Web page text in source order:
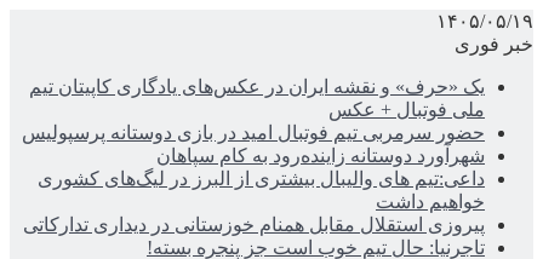
۱۴۰۵/۰۵/۱۹
خبر فوری
یک «حرف» و نقشه ایران در عکس‌های یادگاری کاپیتان تیم
ملی فوتبال + عکس
حضور سرمربی تیم فوتبال امید در بازی دوستانه پرسپولیس
شهرآورد دوستانه زاینده‌رود به کام سپاهان
داعی:تیم های والیبال بیشتری از البرز در لیگ‌های کشوری
خواهیم داشت
پیروزی استقلال مقابل همنام خوزستانی در دیداری تدارکاتی
تاجرنیا: حال تیم خوب است جز پنجره بسته!